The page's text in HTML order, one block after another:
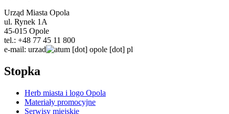
Urząd Miasta Opola
ul. Rynek 1A
45-015 Opole
tel.: +48 77 45 11 800
e-mail: urzad um [dot] opole [dot] pl
Stopka
Herb miasta i logo Opola
Materiały promocyjne
Serwisy miejskie